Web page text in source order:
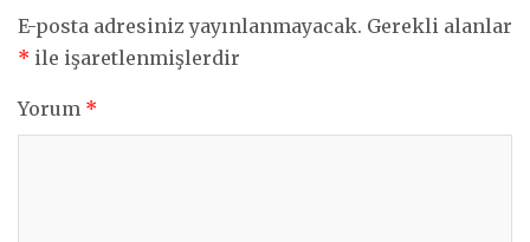
E-posta adresiniz yayınlanmayacak. Gerekli alanlar
* ile işaretlenmişlerdir
Yorum *